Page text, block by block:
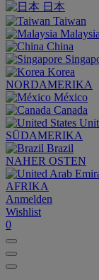
日本
Taiwan
Malaysia
China
Korea
NORDAMERIKA
México
Canada
SÜDAMERIKA
Brazil
NAHER OSTEN
AFRIKA
Anmelden
Wishlist
0